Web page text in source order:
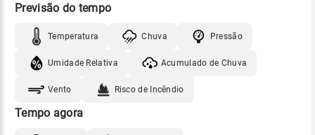
Previsão do tempo
Temperatura Chuva Pressão
Umidade Relativa Acumulado de Chuva
Vento Risco de Incêndio
Tempo agora